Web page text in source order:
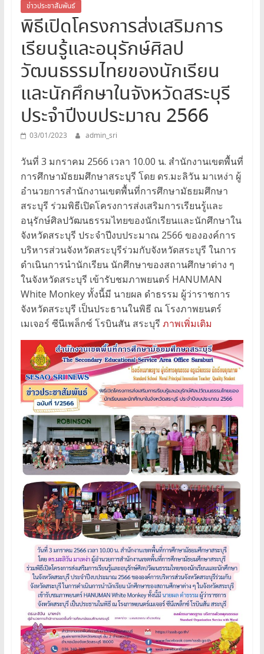
พื้นที่
การ
ศึกษา
มัธยมศึกษา
สระบุรี
ข่าวประชาสัมพันธ์
พิธีเปิดโครงการส่งเสริมการ
เรียนรู้และอนุรักษ์ศิลป
วัฒนธรรมไทยของนักเรียน
และนักศึกษาในจังหวัดสระบุรี
ประจำปีงบประมาณ 2566
03/01/2023 admin_sri
วันที่ 3 มกราคม 2566 เวลา 10.00 น. สำนักงานเขตพื้นที่
การศึกษามัธยมศึกษาสระบุรี โดย ดร.มะลิวัน มาเหง่า ผู้
อำนวยการสำนักงานเขตพื้นที่การศึกษามัธยมศึกษา
สระบุรี ร่วมพิธีเปิดโครงการส่งเสริมการเรียนรู้และ
อนุรักษ์ศิลปวัฒนธรรมไทยของนักเรียนและนักศึกษาใน
จังหวัดสระบุรี ประจำปีงบประมาณ 2566 ขององค์การ
บริหารส่วนจังหวัดสระบุรีร่วมกับจังหวัดสระบุรี ในการ
ดำเนินการนำนักเรียน นักศึกษาของสถานศึกษาต่าง ๆ
ในจังหวัดสระบุรี เข้ารับชมภาพยนตร์ HANUMAN
White Monkey ทั้งนี้มี นายผล ดำธรรม ผู้ว่าราชการ
จังหวัดสระบุรี เป็นประธานในพิธี ณ โรงภาพยนตร์
เมเจอร์ ซีนีเพล็กซ์ โรบินสัน สระบุรี ภาพเพิ่มเติม